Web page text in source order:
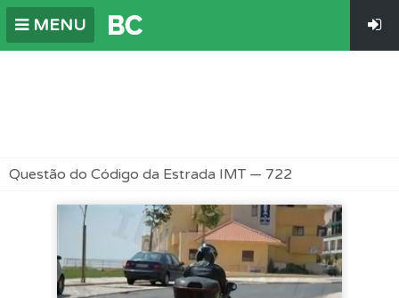
MENU
Questão do Código da Estrada IMT — 722